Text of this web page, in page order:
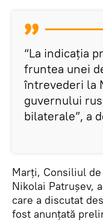
“La indicația
fruntea unei
întrevederi la
guvernului
bilaterale”, a
Marți, Consiliul
Nikolai Patrușev,
care a discutat
fost anunțată